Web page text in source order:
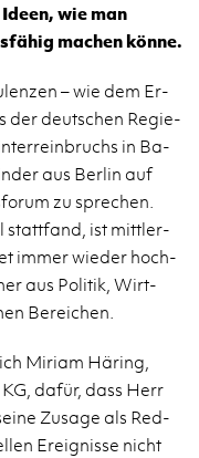
wie man
ma­chen könne.
– wie dem Er­
der deut­schen Re­gie­
in Ba­
aus Ber­lin auf
zu spre­chen.
statt­fand, ist mitt­ler­
immer wie­der hoch­
aus Po­li­tik, Wirt­
Be­rei­chen.
Mi­ri­am Hä­ring,
dafür, dass Herr
Zu­sa­ge als Red­
Er­eig­nis­se nicht